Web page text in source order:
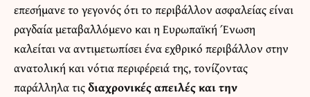
επεσήμανε το γεγονός ότι το περιβάλλον ασφαλείας είναι
ραγδαία μεταβαλλόμενο και η Ευρωπαϊκή Ένωση
καλείται να αντιμετωπίσει ένα εχθρικό περιβάλλον στην
ανατολική και νότια περιφέρειά της, τονίζοντας
παράλληλα τιςδιαχρονικές απειλές και την